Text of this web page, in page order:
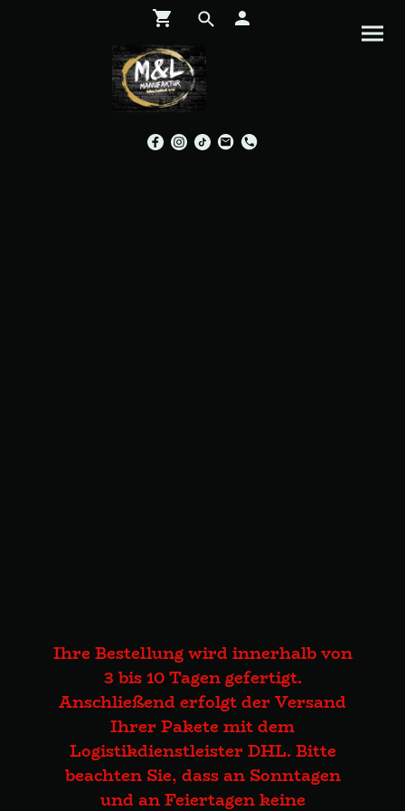
Ihre Bestellung wird innerhalb von
3 bis 10 Tagen gefertigt.
Anschließend erfolgt der Versand
Ihrer Pakete mit dem
Logistikdienstleister DHL. Bitte
beachten Sie, dass an Sonntagen
und an Feiertagen keine